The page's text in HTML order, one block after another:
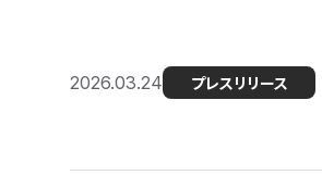
2026.03.24 プレスリリース